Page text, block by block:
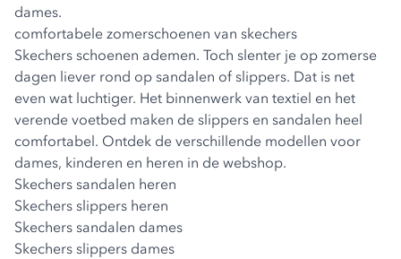
dames.
comfortabele zomerschoenen van skechers
Skechers schoenen ademen. Toch slenter je op zomerse
dagen liever rond op sandalen of slippers. Dat is net
even wat luchtiger. Het binnenwerk van textiel en het
verende voetbed maken de slippers en sandalen heel
comfortabel. Ontdek de verschillende modellen voor
dames, kinderen en heren in de webshop.
Skechers sandalen heren
Skechers slippers heren
Skechers sandalen dames
Skechers slippers dames